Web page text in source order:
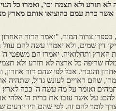
תזרע ולא תצמח וכו', ואמרו כל
כרת עמם בהוציאו אותם מארץ
בספרו צרור המור, "ואמר הדור האחרון
דין שמים, ולא יאמרו עשה להם
הארץ ותחלואיה. יאמרו הם משפטי ה'
שריפה כל ארצה לא תזרע ולא
והנכרי. אבל לפי שהם דור אחרון,
שהם ראויים לעונש גדול, שתהיה
תמהים ואומר על מה עשה ה' ככה לארץ
להם: על אשר עזבו את ברית ה' אלהי
לומר להם זה. לפי שהם היו יודעים